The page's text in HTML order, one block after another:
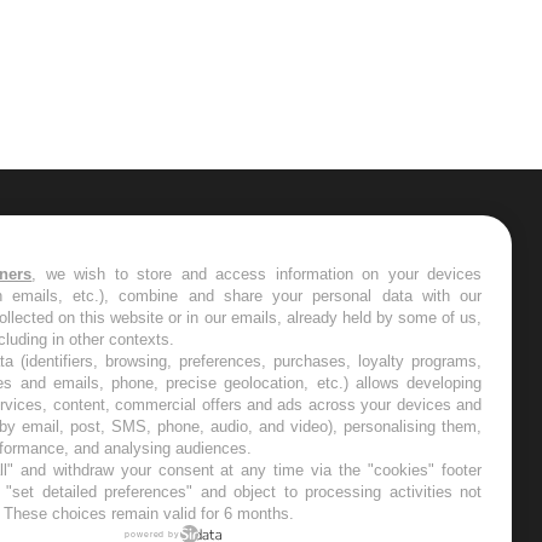
les semaines les meilleures
, we wish to store and access information on your devices
emails, etc.), combine and share your personal data with our
on this website or in our emails, already held by some of us,
in other contexts.
(identifiers, browsing, preferences, purchases, loyalty programs,
and emails, phone, precise geolocation, etc.) allows developing
content, commercial offers and ads across your devices and
email, post, SMS, phone, audio, and video), personalising them,
and analysing audiences.
and withdraw your consent at any time via the "cookies" footer
detailed preferences" and object to processing activities not
choices remain valid for 6 months.
powered by